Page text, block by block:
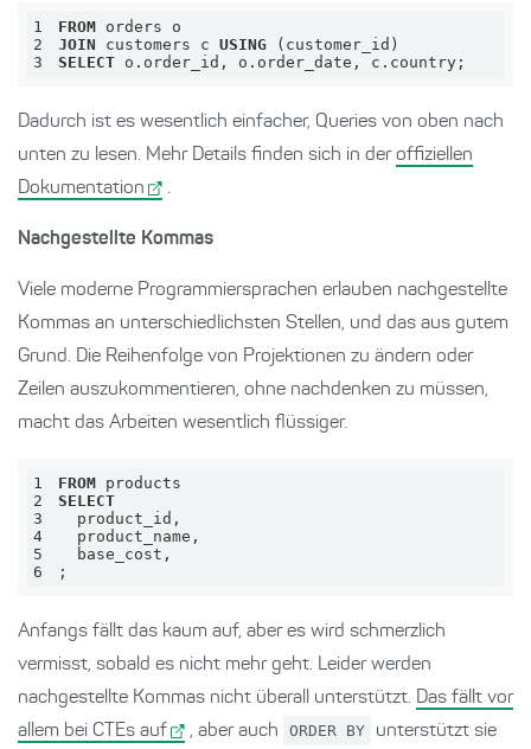
1 FROM
2
JOIN customers c USING
3
SELECT o.order_id, o.order_date, c.country;
Dadurch ist es wesentlich einfacher, Queries von oben nach
unten zu lesen. Mehr Details finden sich in deroffiziellen
Dokumentation
.
Nachgestellte Kommas
Viele moderne Programmiersprachen erlauben nachgestellte
Kommas an unterschiedlichsten Stellen, und das aus gutem
Grund. Die Reihenfolge von Projektionen zu ändern oder
Zeilen auszukommentieren, ohne nachdenken zu müssen,
macht das Arbeiten wesentlich flüssiger.
1 FROM
2
SELECT
3
4
5
6
;
Anfangs fällt das kaum auf, aber es wird schmerzlich
vermisst, sobald es nicht mehr geht. Leider werden
nachgestellte Kommas nicht überall unterstützt. Das fällt vor
allem bei CTEs auf
, aber auch ORDER BY
unterstützt sie